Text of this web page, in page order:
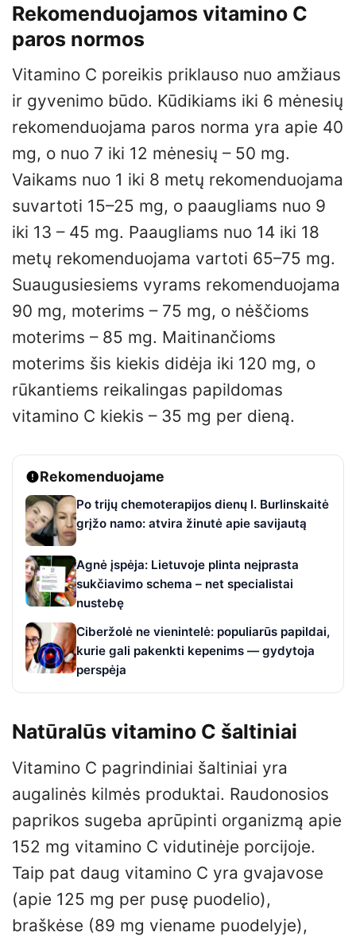
Rekomenduojamos vitamino C
paros normos
Vitamino C poreikis priklauso nuo amžiaus
ir gyvenimo būdo. Kūdikiams iki 6 mėnesių
rekomenduojama paros norma yra apie 40
mg, o nuo 7 iki 12 mėnesių – 50 mg.
Vaikams nuo 1 iki 8 metų rekomenduojama
suvartoti 15–25 mg, o paaugliams nuo 9
iki 13 – 45 mg. Paaugliams nuo 14 iki 18
metų rekomenduojama vartoti 65–75 mg.
Suaugusiesiems vyrams rekomenduojama
90 mg, moterims – 75 mg, o nėščioms
moterims – 85 mg. Maitinančioms
moterims šis kiekis didėja iki 120 mg, o
rūkantiems reikalingas papildomas
vitamino C kiekis – 35 mg per dieną.
Rekomenduojame
Po trijų chemoterapijos dienų I. Burlinskaitė
grįžo namo: atvira žinutė apie savijautą
Agnė įspėja: Lietuvoje plinta neįprasta
sukčiavimo schema – net specialistai
nustebę
Ciberžolė ne vienintelė: populiarūs papildai,
kurie gali pakenkti kepenims — gydytoja
perspėja
Natūralūs vitamino C šaltiniai
Vitamino C pagrindiniai šaltiniai yra
augalinės kilmės produktai. Raudonosios
paprikos sugeba aprūpinti organizmą apie
152 mg vitamino C vidutinėje porcijoje.
Taip pat daug vitamino C yra gvajavose
(apie 125 mg per pusę puodelio),
braškėse (89 mg viename puodelyje),